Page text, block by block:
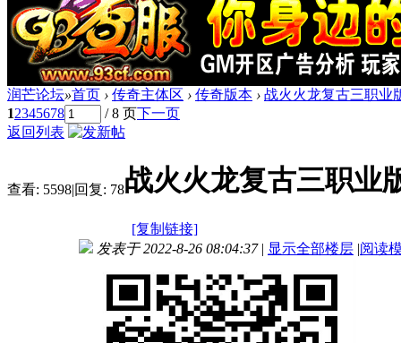
润芒论坛»首页 › 传奇主体区 › 传奇版本 › 战火火龙复古三职业
12345678 / 8 页下一页
返回列表
查看: 5598|回复: 78战火火龙复古三职业
[复制链接]
发表于 2022-8-26 08:04:37 | 显示全部楼层 |阅读